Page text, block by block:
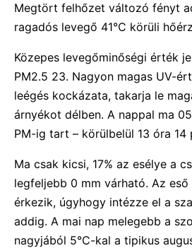
Megtört felhőzet változó fényt
ragadós levegő 41°C körüli
Közepes levegőminőségi érték
PM2.5 23. Nagyon magas UV-
leégés kockázata, takarja le
árnyékot délben. A nappal ma
PM-ig tart – körülbelül 13 óra 14
Ma csak kicsi, 17% az esélye a
legfeljebb 0 mm várható. Az
érkezik, úgyhogy intézze el a
addig. A mai nap melegebb a
nagyjából 5°C-kal a tipikus